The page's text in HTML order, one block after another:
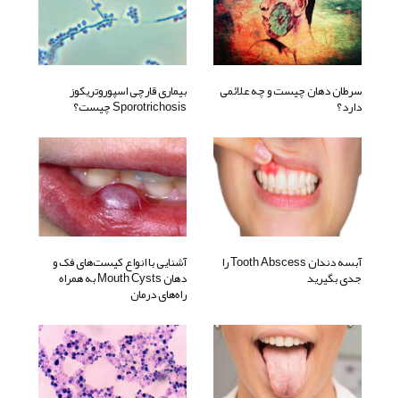
سرطان دهان چیست و چه علائمی‌
دارد؟
بیماری قارچی اسپوروتریکوز
Sporotrichosis چیست؟
آبسه دندان Tooth Abscess را
جدی بگیرید
آشنایی با انواع کیست‌های فک و
دهان Mouth Cysts به همراه
راه‌های درمان